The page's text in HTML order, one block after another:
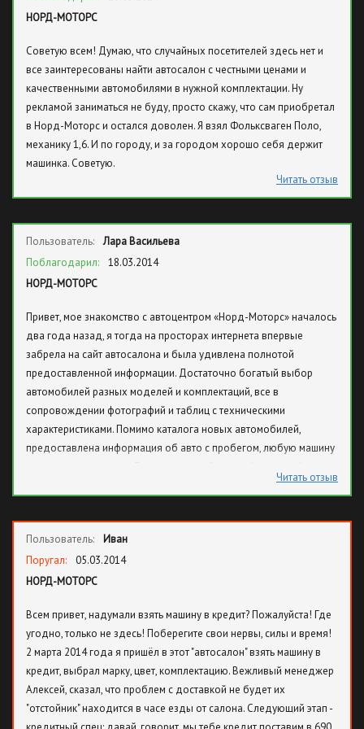
типа кредитов, тест драйва, все это у них есть. И самое главное —
НОРД-МОТОРС
Советую всем! Думаю, что случайных посетителей здесь нет и
все заинтересованы найти автосалон с честными ценами и
качественными автомобилями в нужной комплектации. Ну
рекламой заниматься не буду, просто скажу, что сам приобретал
в Норд-Моторс и остался доволен. Я взял Фольксваген Поло,
механику 1,6. И по городу, и за городом хорошо себя держит
машинка. Советую.
Читать отзыв
Пользователь:
Лара Васильева
Поблагодарил:
18.03.2014
НОРД-МОТОРС
Привет, мое знакомство с автоцентром «Норд-Моторс» началось
два года назад, я тогда на просторах интернета впервые
забрела на сайт автосалона и была удивлена полнотой
предоставленной информации. Достаточно богатый выбор
автомобилей разных моделей и комплектаций, все в
сопровождении фотографий и таблиц с техническими
характеристиками. Помимо каталога новых автомобилей,
предоставлена информация об авто с пробегом, любую машину
заходила недавно, действует он-лайн помощник, можно прямо
сотруднику салона. Ну или позвонить, мое исследование этой
компании продолжается и сейчас, регулярно езжу на ТО со
своей шкода фабия. Потому, что тогда, два года назад все-таки
отважилась взять себе ам в кредит, погасить удалось за год. По
приходилось пару раз подождать, когда приезжала в
назначенное время, это немного напрягало. Потому, что время
надо ценить, обратите на это внимание. Я вообще терпеть не
могу ждать, особенно когда день расписан. Отдам должное, у
них есть зал для ожидания и сам салон достаточно уютный и
просторный.
Читать отзыв
Пользователь:
Иван
Поругал:
05.03.2014
НОРД-МОТОРС
Всем привет, надумали взять машину в кредит? Пожалуйста! Где
угодно, только не здесь! Поберегите свои нервы, силы и время!
2 марта 2014 года я пришёл в этот "автосалон" взять машину в
кредит, выбрал марку, цвет, комплектацию. Вежливый менеджер
Алексей, сказал, что проблем с доставкой не будет их
"отстойник" находится в часе езды от салона. Следующий этап -